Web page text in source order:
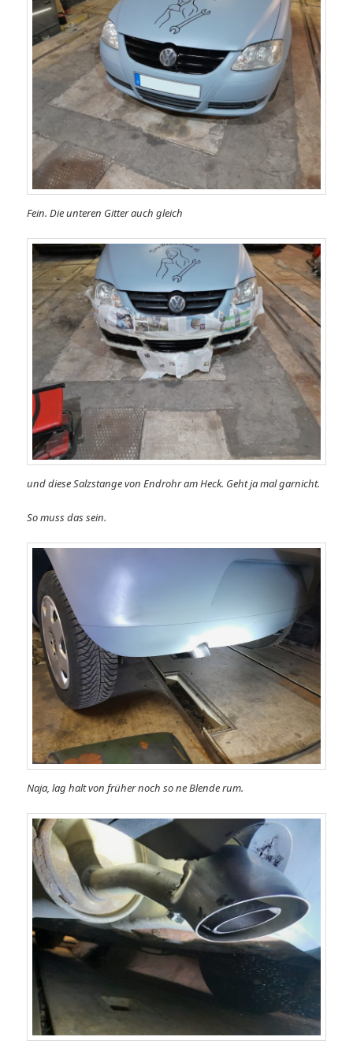
Fein. Die unteren Gitter auch gleich
und diese Salzstange von Endrohr am Heck. Geht ja mal garnicht.
So muss das sein.
Naja, lag halt von früher noch so ne Blende rum.